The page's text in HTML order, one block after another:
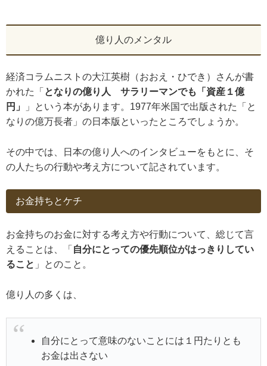
億り人のメンタル
経済コラムニストの大江英樹（おおえ・ひでき）さんが書
かれた「 となりの億り人 サラリーマンでも「資産１億
円」
」という本があります。1977年米国で出版された「と
なりの億万長者」の日本版といったところでしょうか。
その中では、日本の億り人へのインタビューをもとに、そ
の人たちの行動や考え方について記されています。
お金持ちとケチ
お金持ちのお金に対する考え方や行動について、総じて言
えることは、「 自分にとっての優先順位がはっきりしてい
ること 」とのこと。
億り人の多くは、
自分にとって意味のないことには１円たりとも
お金は出さない